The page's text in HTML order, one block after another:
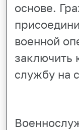
основе.
военной
заключить
службу на